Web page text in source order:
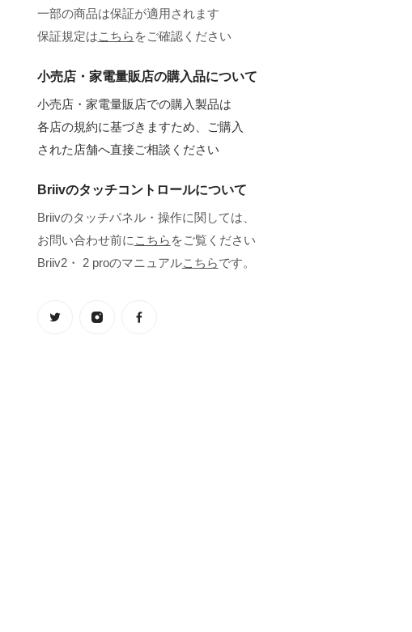
一部の商品は保証が適用されます
保証規定はこちら をご確認ください
小売店・家電量販店の購入品について
小売店・家電量販店での購入製品は
各店の規約に基づきますため、ご購入
された店舗へ直接ご相談ください
Briivのタッチコントロールについて
Briivのタッチパネル・操作に関しては、
お問い合わせ前に こちら をご覧ください
Briiv2・ 2 proのマニュアルこちらです。